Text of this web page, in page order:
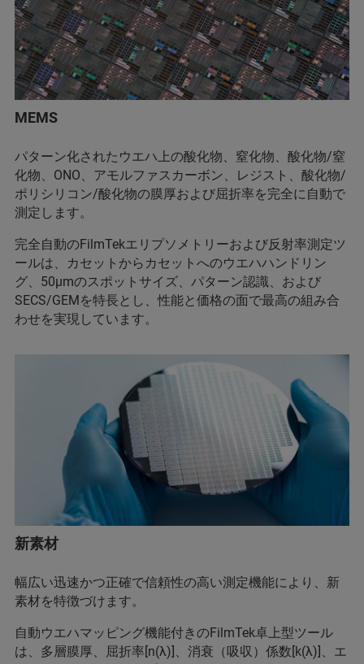
MEMS
パターン化されたウエハ上の酸化物、窒化物、酸化物/窒
化物、ONO、アモルファスカーボン、レジスト、酸化物/
ポリシリコン/酸化物の膜厚および屈折率を完全に自動で
測定します。
完全自動のFilmTekエリプソメトリーおよび反射率測定ツ
ールは、カセットからカセットへのウエハハンドリン
グ、50µmのスポットサイズ、パターン認識、および
SECS/GEMを特長とし、性能と価格の面で最高の組み合
わせを実現しています。
新素材
幅広い迅速かつ正確で信頼性の高い測定機能により、新
素材を特徴づけます。
自動ウエハマッピング機能付きのFilmTek卓上型ツール
は、多層膜厚、屈折率[n(λ)]、消衰（吸収）係数[k(λ)]、エ